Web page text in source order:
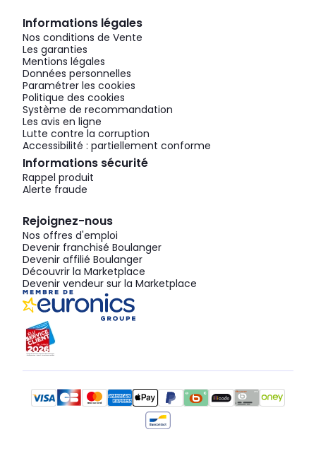
Informations légales
Nos conditions de Vente
Les garanties
Mentions légales
Données personnelles
Paramétrer les cookies
Politique des cookies
Système de recommandation
Les avis en ligne
Lutte contre la corruption
Accessibilité : partiellement conforme
Informations sécurité
Rappel produit
Alerte fraude
Rejoignez-nous
Nos offres d'emploi
Devenir franchisé Boulanger
Devenir affilié Boulanger
Découvrir la Marketplace
Devenir vendeur sur la Marketplace